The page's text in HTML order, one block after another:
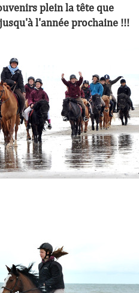
plein la tête que
l'année prochaine !!!